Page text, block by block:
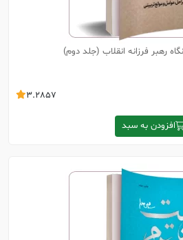
رهبر فرزانه انقلاب (جلد دوم)
3.2857
افزودن به سبد